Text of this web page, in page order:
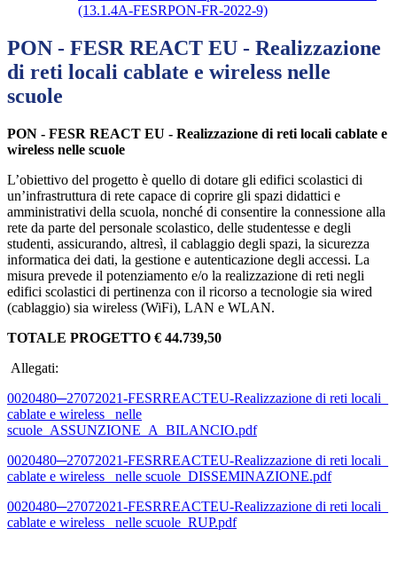
(13.1.4A-FESRPON-FR-2022-9)
PON - FESR REACT EU - Realizzazione
di reti locali cablate e wireless nelle
scuole
PON - FESR REACT EU - Realizzazione di reti locali cablate e
wireless nelle scuole
L’obiettivo del progetto è quello di dotare gli edifici scolastici di
un’infrastruttura di rete capace di coprire gli spazi didattici e
amministrativi della scuola, nonché di consentire la connessione alla
rete da parte del personale scolastico, delle studentesse e degli
studenti, assicurando, altresì, il cablaggio degli spazi, la sicurezza
informatica dei dati, la gestione e autenticazione degli accessi. La
misura prevede il potenziamento e/o la realizzazione di reti negli
edifici scolastici di pertinenza con il ricorso a tecnologie sia wired
(cablaggio) sia wireless (WiFi), LAN e WLAN.
TOTALE PROGETTO € 44.739,50
Allegati:
0020480─27072021-FESRREACTEU-Realizzazione di reti locali_
cablate e wireless_ nelle
scuole_ASSUNZIONE_A_BILANCIO.pdf
0020480─27072021-FESRREACTEU-Realizzazione di reti locali_
cablate e wireless_ nelle scuole_DISSEMINAZIONE.pdf
0020480─27072021-FESRREACTEU-Realizzazione di reti locali_
cablate e wireless_ nelle scuole_RUP.pdf